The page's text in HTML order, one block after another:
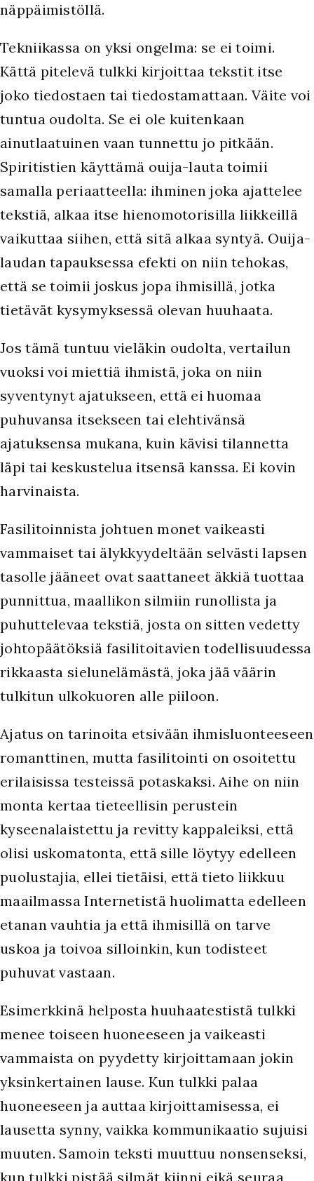
näppäimistöllä.
Tekniikassa on yksi ongelma: se ei toimi.
Kättä pitelevä tulkki kirjoittaa tekstit itse
joko tiedostaen tai tiedostamattaan. Väite voi
tuntua oudolta. Se ei ole kuitenkaan
ainutlaatuinen vaan tunnettu jo pitkään.
Spiritistien käyttämä ouija-lauta toimii
samalla periaatteella: ihminen joka ajattelee
tekstiä, alkaa itse hienomotorisilla liikkeillä
vaikuttaa siihen, että sitä alkaa syntyä. Ouija-
laudan tapauksessa efekti on niin tehokas,
että se toimii joskus jopa ihmisillä, jotka
tietävät kysymyksessä olevan huuhaata.
Jos tämä tuntuu vieläkin oudolta, vertailun
vuoksi voi miettiä ihmistä, joka on niin
syventynyt ajatukseen, että ei huomaa
puhuvansa itsekseen tai elehtivänsä
ajatuksensa mukana, kuin kävisi tilannetta
läpi tai keskustelua itsensä kanssa. Ei kovin
harvinaista.
Fasilitoinnista johtuen monet vaikeasti
vammaiset tai älykkyydeltään selvästi lapsen
tasolle jääneet ovat saattaneet äkkiä tuottaa
punnittua, maallikon silmiin runollista ja
puhuttelevaa tekstiä, josta on sitten vedetty
johtopäätöksiä fasilitoitavien todellisuudessa
rikkaasta sielunelämästä, joka jää väärin
tulkitun ulkokuoren alle piiloon.
Ajatus on tarinoita etsivään ihmisluonteeseen
romanttinen, mutta fasilitointi on osoitettu
erilaisissa testeissä potaskaksi. Aihe on niin
monta kertaa tieteellisin perustein
kyseenalaistettu ja revitty kappaleiksi, että
olisi uskomatonta, että sille löytyy edelleen
puolustajia, ellei tietäisi, että tieto liikkuu
maailmassa Internetistä huolimatta edelleen
etanan vauhtia ja että ihmisillä on tarve
uskoa ja toivoa silloinkin, kun todisteet
puhuvat vastaan.
Esimerkkinä helposta huuhaatestistä tulkki
menee toiseen huoneeseen ja vaikeasti
vammaista on pyydetty kirjoittamaan jokin
yksinkertainen lause. Kun tulkki palaa
huoneeseen ja auttaa kirjoittamisessa, ei
lausetta synny, vaikka kommunikaatio sujuisi
muuten. Samoin teksti muuttuu nonsenseksi,
kun tulkki pistää silmät kiinni eikä seuraa